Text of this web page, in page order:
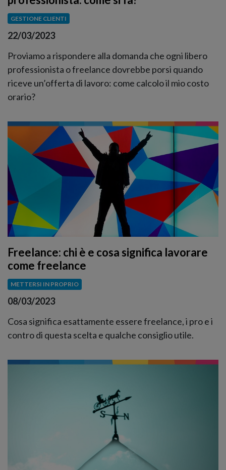
GESTIONE CLIENTI
22/03/2023
Proviamo a rispondere alla domanda che ogni libero
professionista o freelance dovrebbe porsi quando
riceve un’offerta di lavoro: come calcolo il mio costo
orario?
Freelance: chi è e cosa significa lavorare
come freelance
METTERSI IN PROPRIO
08/03/2023
Cosa significa esattamente essere freelance, i pro e i
contro di questa scelta e qualche consiglio utile.